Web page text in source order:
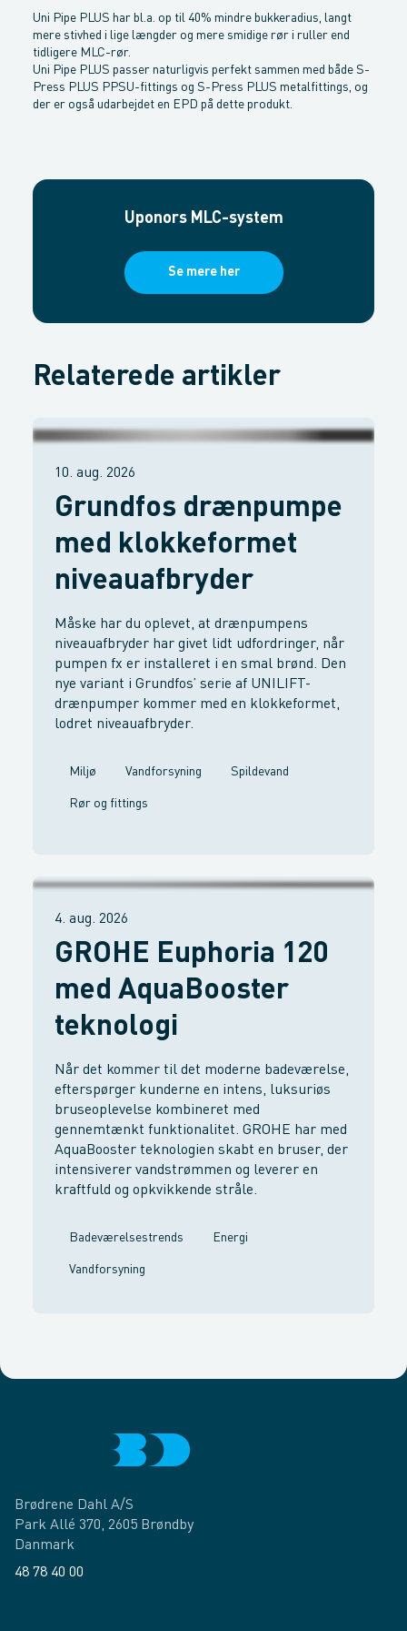
Uni Pipe PLUS har bl.a. op til 40% mindre bukkeradius, langt
mere stivhed i lige længder og mere smidige rør i ruller end
tidligere MLC-rør.
Uni Pipe PLUS passer naturligvis perfekt sammen med både S-
Press PLUS PPSU-fittings og S-Press PLUS metalfittings, og
der er også udarbejdet en EPD på dette produkt.
Uponors MLC-system
Se mere her
Relaterede artikler
10. aug. 2026
Grundfos drænpumpe
med klokkeformet
niveauafbryder
Måske har du oplevet, at drænpumpens
niveauafbryder har givet lidt udfordringer, når
pumpen fx er installeret i en smal brønd. Den
nye variant i Grundfos’ serie af UNILIFT-
drænpumper kommer med en klokkeformet,
lodret niveauafbryder.
Miljø Vandforsyning Spildevand
Rør og fittings
4. aug. 2026
GROHE Euphoria 120
med AquaBooster
teknologi
Når det kommer til det moderne badeværelse,
efterspørger kunderne en intens, luksuriøs
bruseoplevelse kombineret med
gennemtænkt funktionalitet. GROHE har med
AquaBooster teknologien skabt en bruser, der
intensiverer vandstrømmen og leverer en
kraftfuld og opkvikkende stråle.
Badeværelsestrends Energi
Vandforsyning
Brødrene Dahl A/S
Park Allé 370, 2605 Brøndby
Danmark
48 78 40 00